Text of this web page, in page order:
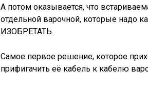
А потом оказывается, что
отдельной варочной, которые надо
ИЗОБРЕТАТЬ.
Самое первое решение, которое
прифигачить её кабель к кабелю